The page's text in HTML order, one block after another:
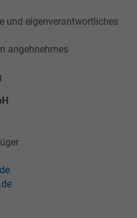
und eigenverantwortliches
angehnehmes